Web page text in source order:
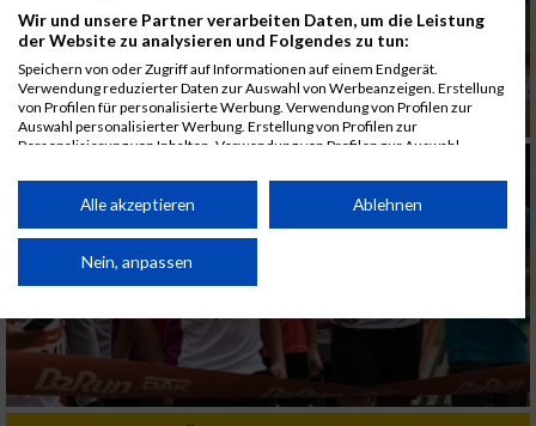
Wir und unsere Partner verarbeiten Daten, um die Leistung
der Website zu analysieren und Folgendes zu tun:
Speichern von oder Zugriff auf Informationen auf einem Endgerät.
Verwendung reduzierter Daten zur Auswahl von Werbeanzeigen. Erstellung
von Profilen für personalisierte Werbung. Verwendung von Profilen zur
Auswahl personalisierter Werbung. Erstellung von Profilen zur
Personalisierung von Inhalten. Verwendung von Profilen zur Auswahl
Performance von Inhalten. Analyse von Zielgruppen durch Statistiken oder
Kombinationen von Daten aus verschiedenen Quellen. Entwicklung und
von Inhalten.
Daten können außerhalb der Europäischen Union weitergegeben und in die
Website/App.
Partnerliste anzeigen (1 IAB-Anbieter)
Wir nutzen Ihre Daten für folgende Zwecke:
Alle akzeptieren Ablehnen
Nein, anpassen